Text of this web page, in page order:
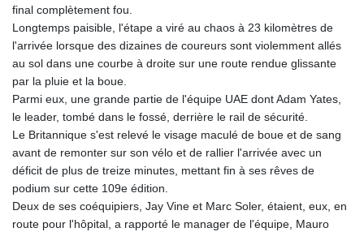
final complètement fou.
Longtemps paisible, l'étape a viré au chaos à 23 kilomètres de
l'arrivée lorsque des dizaines de coureurs sont violemment allés
au sol dans une courbe à droite sur une route rendue glissante
par la pluie et la boue.
Parmi eux, une grande partie de l'équipe UAE dont Adam Yates,
le leader, tombé dans le fossé, derrière le rail de sécurité.
Le Britannique s'est relevé le visage maculé de boue et de sang
avant de remonter sur son vélo et de rallier l'arrivée avec un
déficit de plus de treize minutes, mettant fin à ses rêves de
podium sur cette 109e édition.
Deux de ses coéquipiers, Jay Vine et Marc Soler, étaient, eux, en
route pour l'hôpital, a rapporté le manager de l'équipe, Mauro